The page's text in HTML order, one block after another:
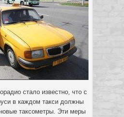
стало известно, что с
в каждом такси должны
таксометры. Эти меры